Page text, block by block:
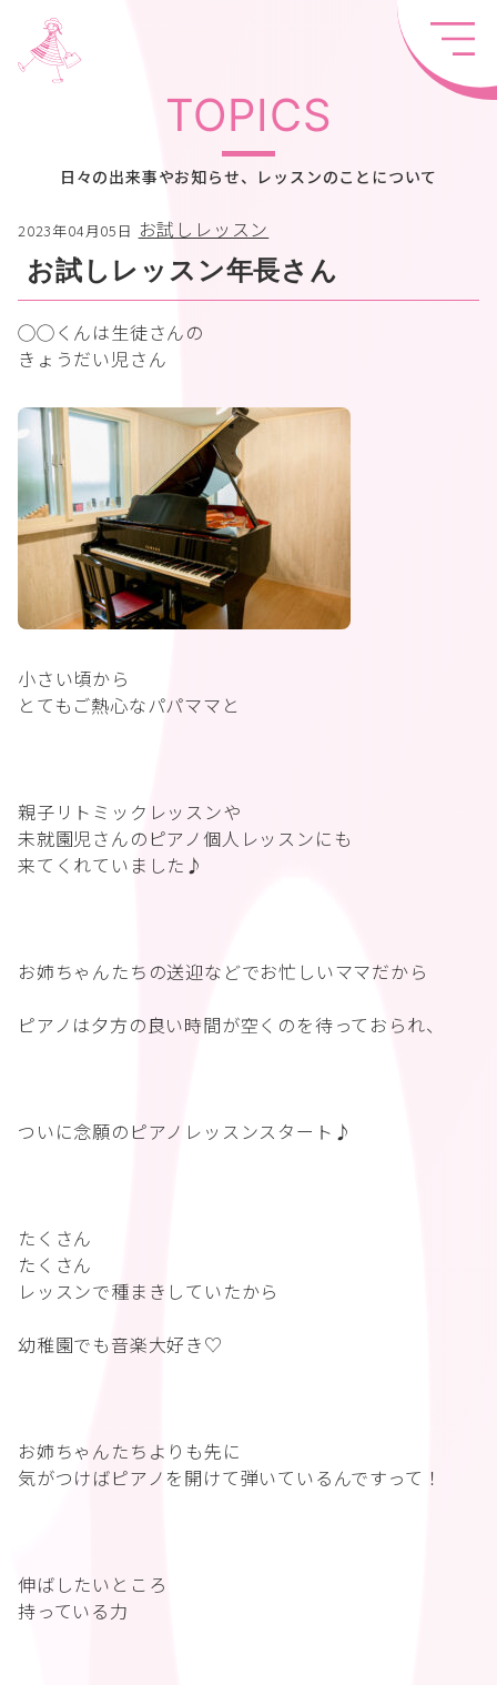
TOPICS
日々の出来事やお知らせ、レッスンのことについて
2023年04月05日 お試しレッスン
お試しレッスン年長さん
◯◯くんは生徒さんの
きょうだい児さん
小さい頃から
とてもご熱心なパパママと
親子リトミックレッスンや
未就園児さんのピアノ個人レッスンにも
来てくれていました♪
お姉ちゃんたちの送迎などでお忙しいママだから
ピアノは夕方の良い時間が空くのを待っておられ、
ついに念願のピアノレッスンスタート♪
たくさん
たくさん
レッスンで種まきしていたから
幼稚園でも音楽大好き♡
お姉ちゃんたちよりも先に
気がつけばピアノを開けて弾いているんですって！
伸ばしたいところ
持っている力